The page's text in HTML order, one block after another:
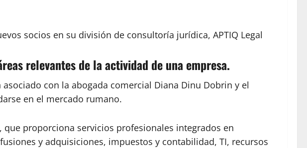
socios en su división de consultoría jurídica, APTIQ Legal
relevantes de la actividad de una empresa.
con la abogada comercial Diana Dinu Dobrin y el
en el mercado rumano.
proporciona servicios profesionales integrados en
y adquisiciones, impuestos y contabilidad, TI, recursos